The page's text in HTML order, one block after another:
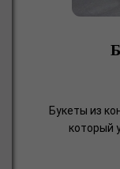
Букеты из
который